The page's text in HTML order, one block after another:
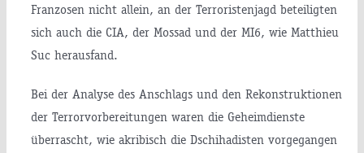
Franzosen nicht allein, an der Terroristenjagd beteiligten
sich auch die CIA, der Mossad und der MI6, wie Matthieu
Suc herausfand.
Bei der Analyse des Anschlags und den Rekonstruktionen
der Terrorvorbereitungen waren die Geheimdienste
überrascht, wie akribisch die Dschihadisten vorgegangen